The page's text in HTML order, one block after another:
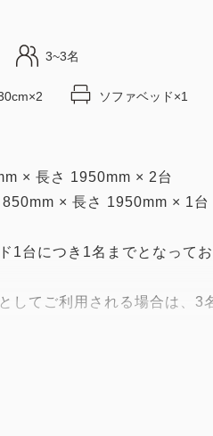
3~3名
ソファベッド×1
× 長さ 1950mm × 2台
× 長さ 1950mm × 1台
1台につき1名までとなって
してご利用される場合は、3